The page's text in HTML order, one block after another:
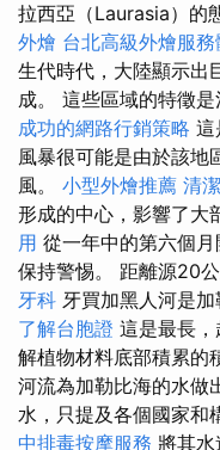
拉西亞（Laurasia）的
外燴 台北高級外燴服務
生代時代，大陸顯示出
成。 這些區域的特徵
成功的網路行銷策略 這
風暴很可能是由於該地
風。 小型外燴推薦 清
形成的中心，影響了大
用 從一年中的第六個
保持警惕。 距離源20
牙科 牙買加黑人河是
了解台胞證 這是最長
解植物材料底部積累的
河流為加勒比海的水做
水，只提及各個國家和
中排毒按摩服務 將其